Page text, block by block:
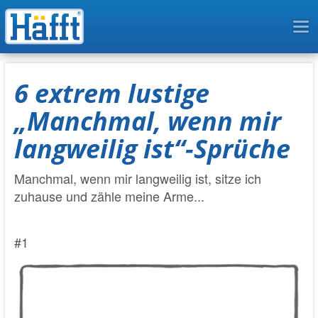
6 extrem lustige
„Manchmal, wenn mir
langweilig ist“-Sprüche
Manchmal, wenn mir langweilig ist, sitze ich
zuhause und zähle meine Arme...
#1